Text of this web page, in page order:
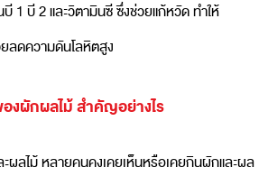
1 บี 2 และวิตามินซี ซึ่งช่วยแก้หวัด ทำให้
ลดความดันโลหิตสูง
งผักผลไม้ สำคัญอย่างไร
ผลไม้ หลายคนคงเคยเห็นหรือเคยกินผักและผล